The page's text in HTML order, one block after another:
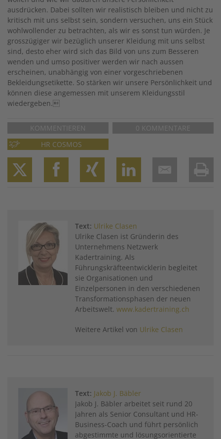
ausdrücken. Dabei sollten wir realistisch bleiben und nicht zu
kritisch mit uns selbst sein, sondern versuchen, uns ein Stück
wohlwollender zu betrachten, als wir es sonst tun würden. Je
grosszügiger wir bezüglich unserer Kleidung mit uns selbst
sind, desto eher wird sich das Bild von uns zum Besseren
wenden und umso positiver werden wir nach aussen
erscheinen, unabhängig von einer vorgeschriebenen
Bekleidungsetikette. So stärken wir unsere Persönlichkeit und
können diese angemessen mit unserem Kleidungsstil
wiedergeben.
KOMMENTIEREN
0 KOMMENTARE
HR COSMOS
Text: Ulrike Clasen
Ulrike Clasen ist Gründerin des
Unternehmens Netzwerk
Kadertraining. Als
Führungskräfteentwicklerin begleitet
sie Organisationen und
Einzelpersonen in den verschiedenen
Transformationsphasen der neuen
Arbeitswelt. www.kadertraining.ch
Weitere Artikel von Ulrike Clasen
Text: Jakob J. Bäbler
Jakob J. Bäbler arbeitet seit rund 20
Jahren als Senior Consultant und HR-
Business-Coach und führt persönlich
abgestimmte und lösungsorientierte